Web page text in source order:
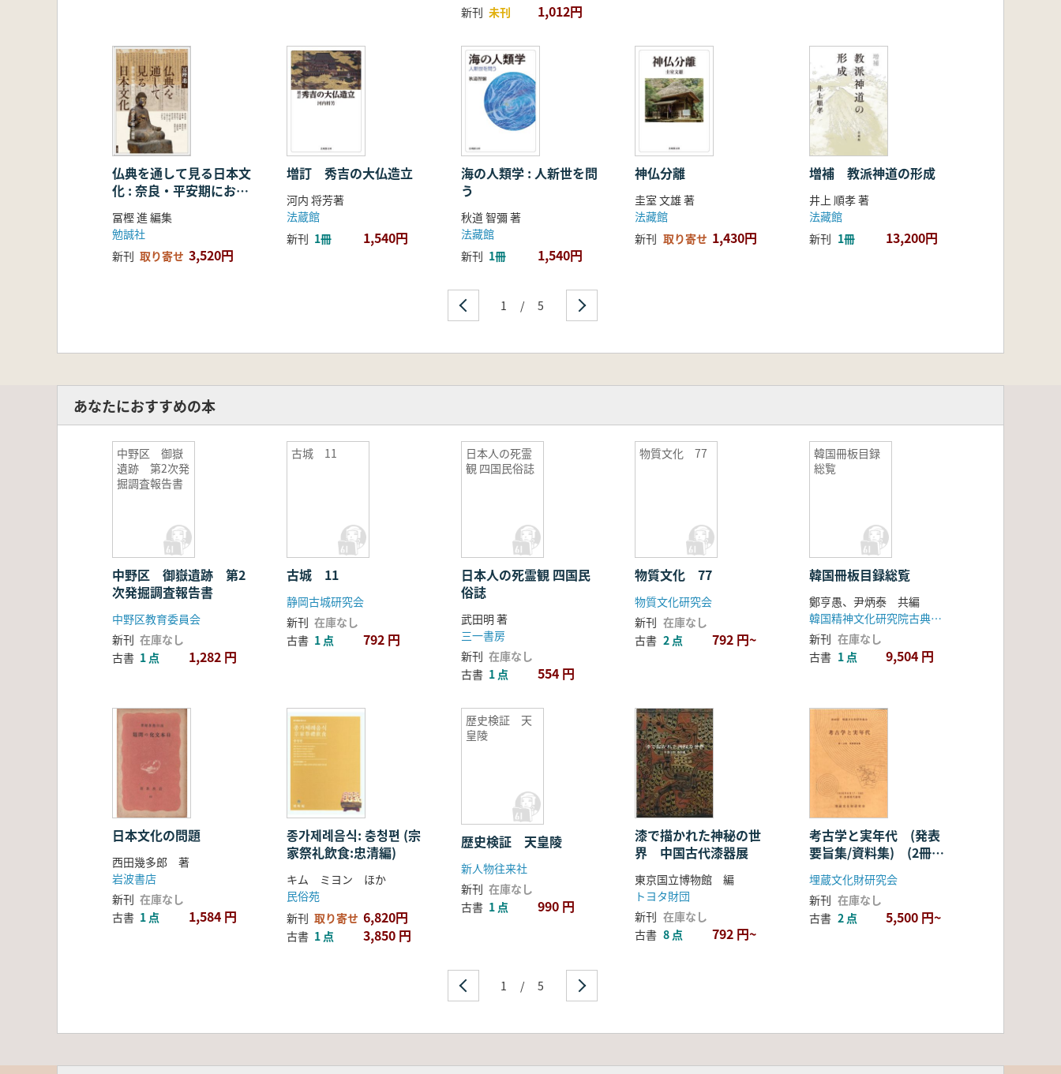
新刊 未刊 1,012円
仏典を通して見る日本文
化 : 奈良・平安期におけ
る仏教の受容・融合・展
開
冨樫 進 編集
勉誠社
新刊 取り寄せ 3,520円
増訂 秀吉の大仏造立
河内 将芳著
法蔵館
新刊 1冊 1,540円
海の人類学 : 人新世を問
う
秋道 智彌 著
法藏館
新刊 1冊 1,540円
神仏分離
圭室 文雄 著
法藏館
新刊 取り寄せ 1,430円
増補 教派神道の形成
井上 順孝 著
法藏館
新刊 1冊 13,200円
1 / 5
あなたにおすすめの本
中野区 御嶽
遺跡 第2次発
掘調査報告書
中野区 御嶽遺跡 第2
次発掘調査報告書
中野区教育委員会
新刊 在庫なし
古書 1 点 1,282 円
古城 11
古城 11
静岡古城研究会
新刊 在庫なし
古書 1 点 792 円
日本人の死霊
観 四国民俗誌
日本人の死霊観 四国民
俗誌
武田明 著
三一書房
新刊 在庫なし
古書 1 点 554 円
物質文化 77
物質文化 77
物質文化研究会
新刊 在庫なし
古書 2 点 792 円~
韓国冊板目録
総覧
韓国冊板目録総覧
鄭亨愚、尹炳泰 共編
韓国精神文化研究院古典資料編纂室
新刊 在庫なし
古書 1 点 9,504 円
日本文化の問題
西田幾多郎 著
岩波書店
新刊 在庫なし
古書 1 点 1,584 円
종가제례음식: 충청편 (宗
家祭礼飲食:忠清編)
キム ミヨン ほか
民俗苑
新刊 取り寄せ 6,820円
古書 1 点 3,850 円
歴史検証 天
皇陵
歴史検証 天皇陵
新人物往来社
新刊 在庫なし
古書 1 点 990 円
漆で描かれた神秘の世
界 中国古代漆器展
東京国立博物館 編
トヨタ財団
新刊 在庫なし
古書 8 点 792 円~
考古学と実年代 (発表
要旨集/資料集) (2冊セ
ット)
埋蔵文化財研究会
新刊 在庫なし
古書 2 点 5,500 円~
1 / 5